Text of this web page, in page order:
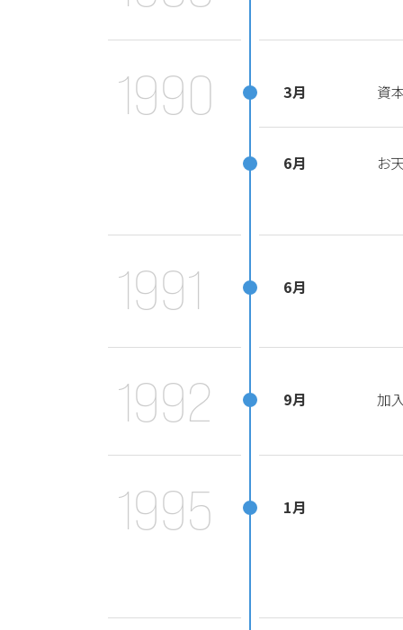
1990
3月 資
6月 お
1991 6月
1992 9月 加
1995 1月